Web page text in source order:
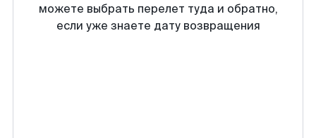
можете выбрать перелет туда и обратно,
если уже знаете дату возвращения